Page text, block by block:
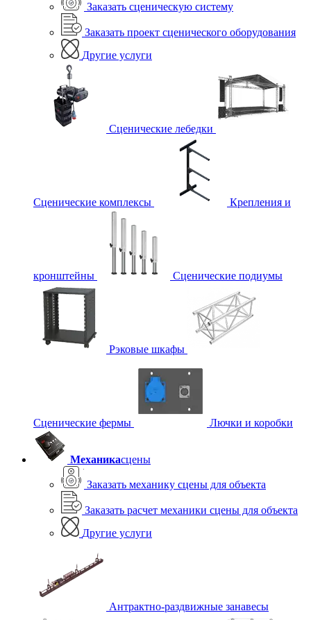
Заказать сценическую систему
Заказать проект сценического оборудования
Другие услуги
Сценические лебедки
Сценические комплексы Крепления и
кронштейны Сценические подиумы
Рэковые шкафы
Сценические фермы Лючки и коробки
Механикасцены
Заказать механику сцены для объекта
Заказать расчет механики сцены для объекта
Другие услуги
Антрактно-раздвижные занавесы